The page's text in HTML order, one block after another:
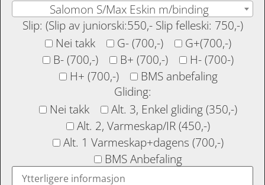
Salomon S/Max Eskin m/binding
Slip: (Slip av juniorski:550,- Slip felleski: 750,-)
Nei takk
G- (700,-)
G+(700,-)
B- (700,-)
B+ (700,-)
H- (700-)
H+ (700,-)
BMS anbefaling
Gliding:
Nei takk
Alt. 3, Enkel gliding (350,-)
Alt. 2, Varmeskap/IR (450,-)
Alt. 1 Varmeskap+dagens (700,-)
BMS Anbefaling